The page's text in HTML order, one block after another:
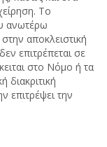
Το
ανωτέρω
αποκλειστική
επιτρέπεται σε
στο Νόμο ή τα
διακριτική
επιτρέψει την